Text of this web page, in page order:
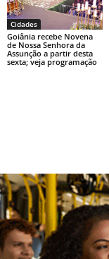
Cidades
Goiânia recebe Novena
de Nossa Senhora da
Assunção a partir desta
sexta; veja programação